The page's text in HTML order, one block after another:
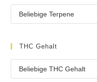
THC Gehalt